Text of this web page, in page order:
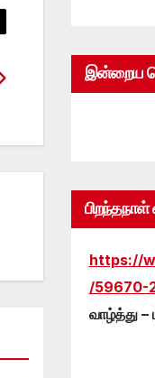
இன்றைய
https://
/59670-
வாழ்த்து –